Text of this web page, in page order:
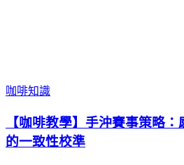
咖啡知識
【咖啡教學】手沖賽事策略
的一致性校準